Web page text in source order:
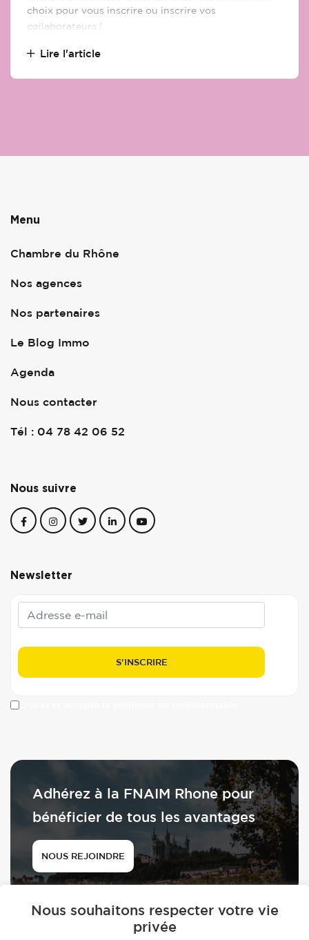
choix pour vous inscrire ou inscrire vos
collaborateurs !
Lire l'article
Menu
Chambre du Rhône
Nos agences
Nos partenaires
Le Blog Immo
Agenda
Nous contacter
Tél : 04 78 42 06 52
Nous suivre
Newsletter
Adhérez à la FNAIM Rhone pour
bénéficier de tous les avantages
NOUS REJOINDRE
Nous souhaitons respecter votre vie
privée